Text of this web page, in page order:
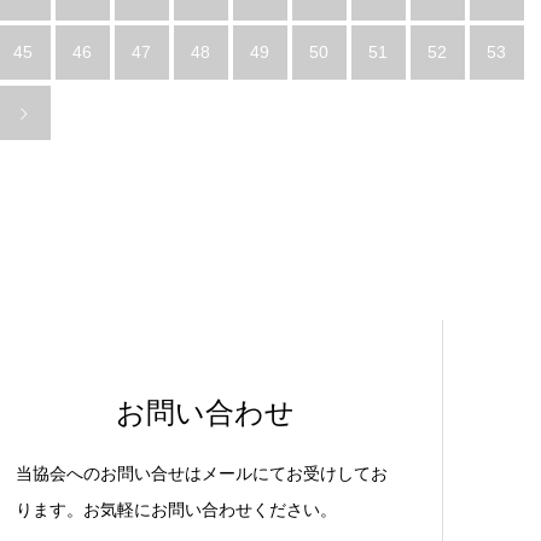
45 46 47 48 49 50 51 52 53
お問い合わせ
当協会へのお問い合せはメールにてお受けしてお
ります。お気軽にお問い合わせください。